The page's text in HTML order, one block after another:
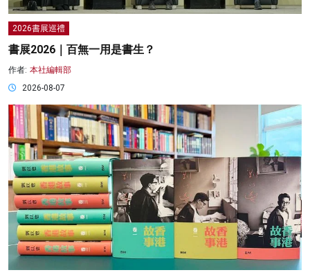
2026書展巡禮
書展2026｜百無一用是書生？
作者: 本社編輯部
2026-08-07